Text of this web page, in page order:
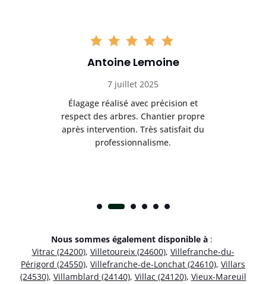
Antoine Lemoine
7 juillet 2025
Élagage réalisé avec précision et
respect des arbres. Chantier propre
après intervention. Très satisfait du
professionnalisme.
Nous sommes également disponible à :
Vitrac (24200), Villetoureix (24600), Villefranche-du-
Périgord (24550), Villefranche-de-Lonchat (24610), Villars
(24530), Villamblard (24140), Villac (24120), Vieux-Mareuil